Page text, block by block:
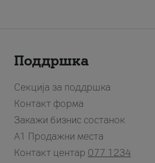
Поддршка
Секција за поддршка
Контакт форма
Закажи бизнис состанок
A1 Продажни места
Контакт центар 077 1234